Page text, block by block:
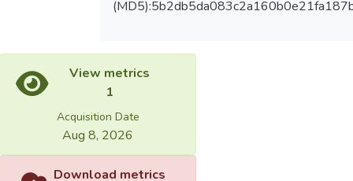
View metrics
1
Acquisition Date
Aug 8, 2026
Download metrics